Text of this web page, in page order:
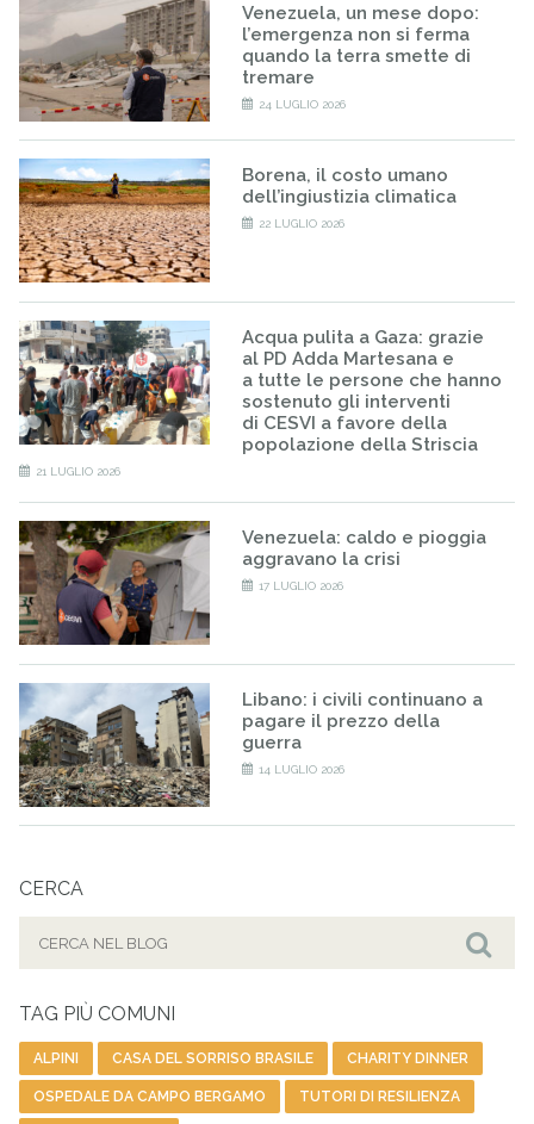
Venezuela, un mese dopo:
l’emergenza non si ferma
quando la terra smette di
tremare
24 LUGLIO 2026
Borena, il costo umano
dell’ingiustizia climatica
22 LUGLIO 2026
Acqua pulita a Gaza: grazie
al PD Adda Martesana e
a tutte le persone che hanno
sostenuto gli interventi
di CESVI a favore della
popolazione della Striscia
21 LUGLIO 2026
Venezuela: caldo e pioggia
aggravano la crisi
17 LUGLIO 2026
Libano: i civili continuano a
pagare il prezzo della
guerra
14 LUGLIO 2026
CERCA
TAG PIÙ COMUNI
ALPINI CASA DEL SORRISO BRASILE CHARITY DINNER
OSPEDALE DA CAMPO BERGAMO TUTORI DI RESILIENZA